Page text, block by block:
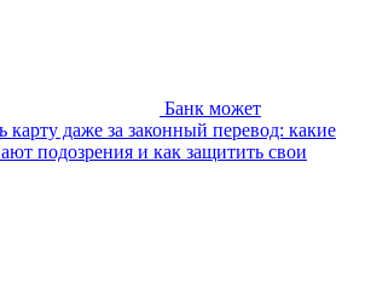
Банк может
карту даже за законный перевод: какие
подозрения и как защитить свои